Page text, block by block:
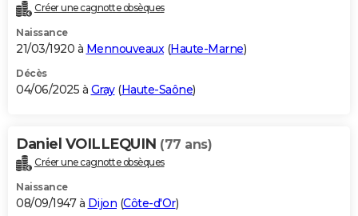
Créer une cagnotte obsèques
Naissance
21/03/1920 à Mennouveaux(Haute-Marne)
Décès
04/06/2025 à Gray(Haute-Saône)
Daniel VOILLEQUIN (77 ans)
Créer une cagnotte obsèques
Naissance
08/09/1947 à Dijon (Côte-d'Or)